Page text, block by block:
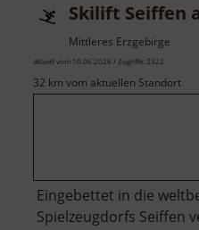
Skilift Seiffen
Mittleres Erzgebirge
aktuell vom 10.06.2026 / Zugriffe: 2322
32 km vom aktuellen Standort
Eingebettet in die
Spielzeugdorfs Seiffen